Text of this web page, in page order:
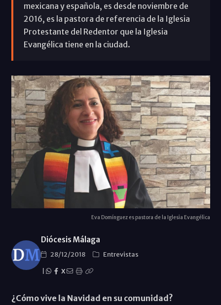
mexicana y española, es desde noviembre de
2016, es la pastora de referencia de la Iglesia
Protestante del Redentor que la Iglesia
Evangélica tiene en la ciudad.
Eva Domínguez es pastora de la Iglesia Evangélica
Diócesis Málaga
28/12/2018
Entrevistas
X
¿Cómo vive la Navidad en su comunidad?